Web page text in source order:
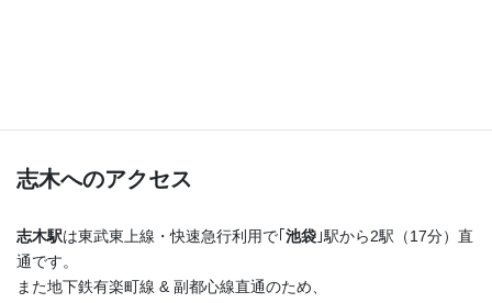
志木へのアクセス
志木駅は東武東上線・快速急行利用で｢ 池袋 ｣駅から2駅（17分）直
通です。
また地下鉄有楽町線 & 副都心線直通のため、